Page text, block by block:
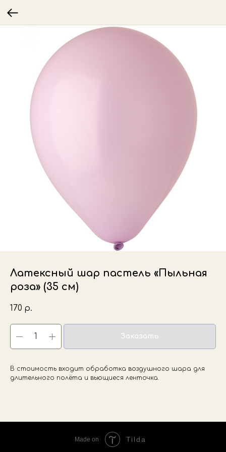
Латексный шар пастель «Пыльная
роза» (35 см)
170 р.
Заказать
В стоимость входит обработка воздушного шара для
длительного полёта и вьющиеся ленточка.
Made on Tilda